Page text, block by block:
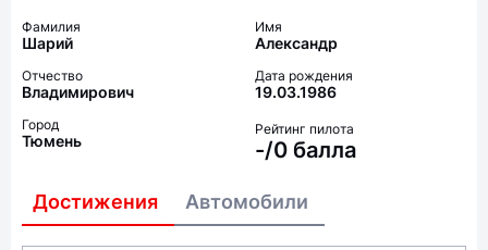
Фамилия
Шарий
Имя
Александр
Отчество
Владимирович
Дата рождения
19.03.1986
Город
Тюмень
Рейтинг пилота
-/0 балла
Достижения Автомобили